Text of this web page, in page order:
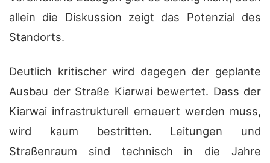
allein die Diskussion zeigt das Potenzial des
Standorts.
Deutlich kritischer wird dagegen der geplante
Ausbau der Straße Kiarwai bewertet. Dass der
Kiarwai infrastrukturell erneuert werden muss,
wird kaum bestritten. Leitungen und
Straßenraum sind technisch in die Jahre